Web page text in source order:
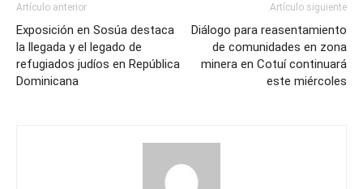
Artículo anterior
Exposición en Sosúa destaca
la llegada y el legado de
refugiados judíos en República
Dominicana
Artículo siguiente
Diálogo para reasentamiento
de comunidades en zona
minera en Cotuí continuará
este miércoles